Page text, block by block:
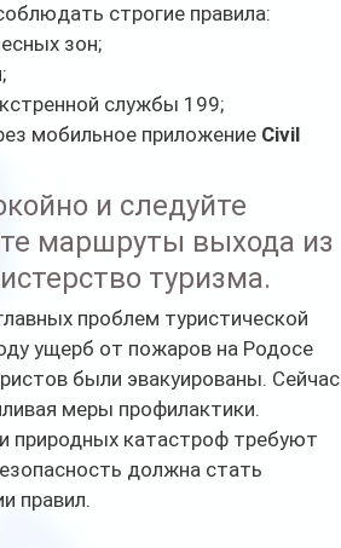
строгие правила:
зон;
;
службы 199;
мобильное приложение Civil
и следуйте
маршруты выхода из
туризма.
проблем туристической
ущерб от пожаров на Родосе
были эвакуированы. Сейчас
меры профилактики.
природных катастроф требуют
должна стать
правил.